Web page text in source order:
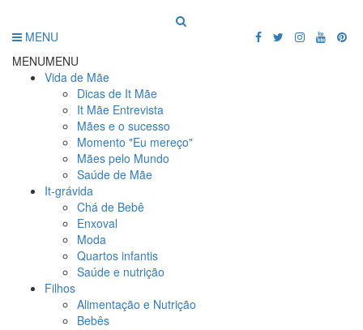
MENU
MENUMENU
Vida de Mãe
Dicas de It Mãe
It Mãe Entrevista
Mães e o sucesso
Momento "Eu mereço"
Mães pelo Mundo
Saúde de Mãe
It-grávida
Chá de Bebê
Enxoval
Moda
Quartos infantis
Saúde e nutrição
Filhos
Alimentação e Nutrição
Bebês